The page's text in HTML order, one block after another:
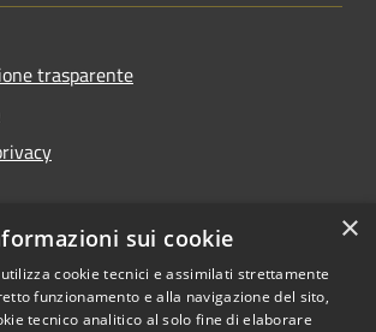
trasparente
di accessibilità
×
sui cookie
cookie tecnici e assimilati strettamente
funzionamento e alla navigazione del sito,
tecnico analitico al solo fine di elaborare